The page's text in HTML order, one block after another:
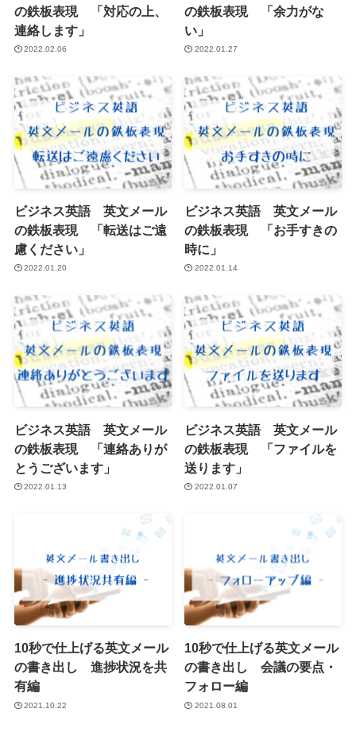
の鉄板表現 「対応の上、
連絡します」
2022.02.06
の鉄板表現 「余力がな
い」
2022.01.27
ビジネス英語 英文メール
の鉄板表現 「転送はご遠
慮ください」
2022.01.20
ビジネス英語 英文メール
の鉄板表現 「お手すきの
時に」
2022.01.14
ビジネス英語 英文メール
の鉄板表現 「連絡ありが
とうございます」
2022.01.13
ビジネス英語 英文メール
の鉄板表現 「ファイルを
送ります」
2022.01.07
10秒で仕上げる英文メール
の書き出し 進捗状況を共
有編
2021.10.22
10秒で仕上げる英文メール
の書き出し 会議の要点・
フォロー編
2021.08.01